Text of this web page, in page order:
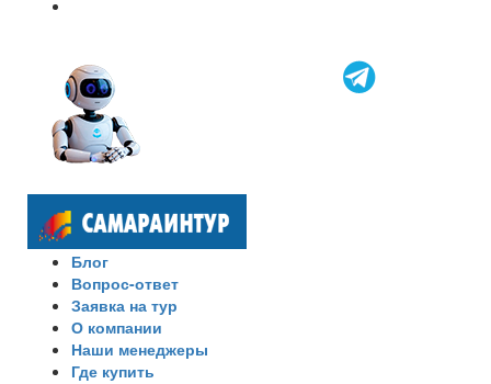
Блог
Вопрос-ответ
Заявка на тур
О компании
Наши менеджеры
Где купить